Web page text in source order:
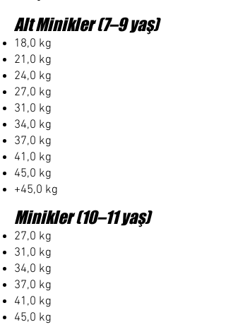
Alt Minikler (7–9 yaş)
18,0 kg
21,0 kg
24,0 kg
27,0 kg
31,0 kg
34,0 kg
37,0 kg
41,0 kg
45,0 kg
+45,0 kg
Minikler (10–11 yaş)
27,0 kg
31,0 kg
34,0 kg
37,0 kg
41,0 kg
45,0 kg